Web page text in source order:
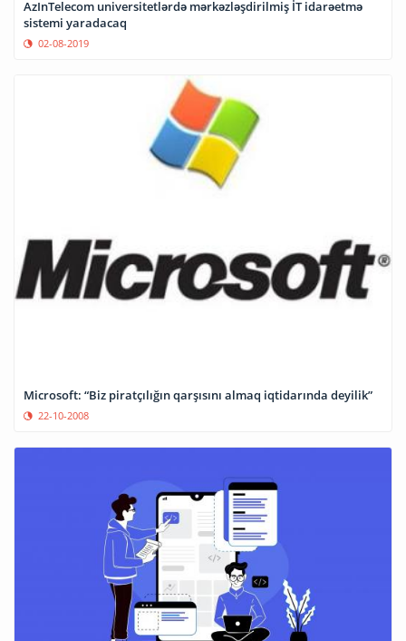
AzInTelecom universitetlərdə mərkəzləşdirilmiş İT idarəetmə
sistemi yaradacaq
02-08-2019
Microsoft: “Biz piratçılığın qarşısını almaq iqtidarında deyilik”
22-10-2008